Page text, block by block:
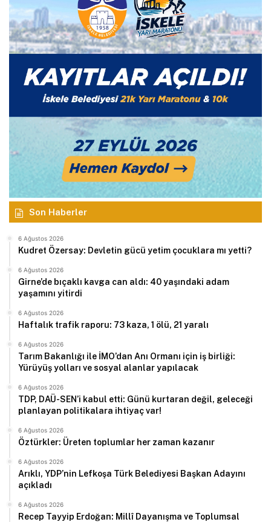
Son Haberler
6 Ağustos 2026
Kudret Özersay: Devletin gücü yetim çocuklara mı yetti?
6 Ağustos 2026
Girne’de bıçaklı kavga can aldı: 40 yaşındaki adam
yaşamını yitirdi
6 Ağustos 2026
Haftalık trafik raporu: 73 kaza, 1 ölü, 21 yaralı
6 Ağustos 2026
Tarım Bakanlığı ile İMO’dan Anı Ormanı için iş birliği:
Yürüyüş yolları ve sosyal alanlar yapılacak
6 Ağustos 2026
TDP, DAÜ-SEN’i kabul etti: Günü kurtaran değil, geleceği
planlayan politikalara ihtiyaç var!
6 Ağustos 2026
Öztürkler: Üreten toplumlar her zaman kazanır
6 Ağustos 2026
Arıklı, YDP’nin Lefkoşa Türk Belediyesi Başkan Adayını
açıkladı
6 Ağustos 2026
Recep Tayyip Erdoğan: Millî Dayanışma ve Toplumsal